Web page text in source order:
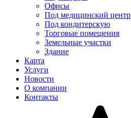
Офисы
Под медицинский центр
Под кондитерскую
Торговые помещения
Земельные участки
Здание
Карта
Услуги
Новости
О компании
Контакты